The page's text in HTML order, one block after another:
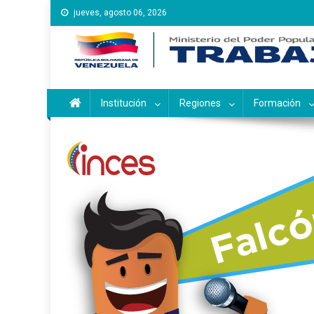
Saltar
al
contenido
jueves, agosto 06, 2026
Instituto Nacional de
Inces
Institución Regiones Formación